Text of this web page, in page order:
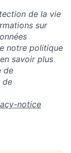
de la vie
sur
notre politique
savoir plus
de
de
notice